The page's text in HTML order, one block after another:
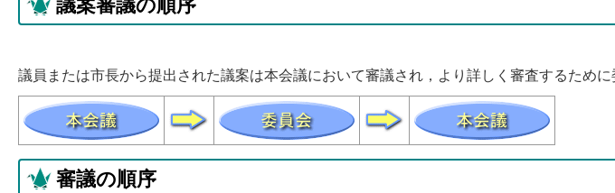
議案審議の順序
議員または市長から提出された議案は本会議において審議され，より詳しく審査するため
審議の順序